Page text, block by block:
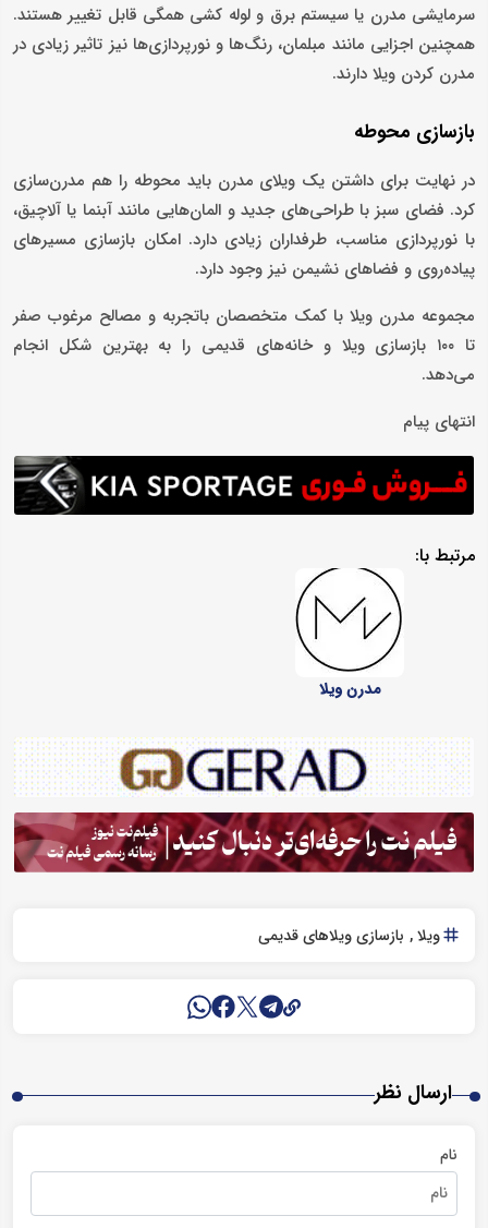
سرمایشی مدرن یا سیستم برق و لوله کشی همگی قابل تغییر هستند.
همچنین اجزایی مانند مبلمان، رنگ‌ها و نورپردازی‌ها نیز تاثیر زیادی در
مدرن کردن ویلا دارند.
بازسازی محوطه
در نهایت برای داشتن یک ویلای مدرن باید محوطه را هم مدرن‌سازی
کرد. فضای سبز با طراحی‌های جدید و المان‌هایی مانند آبنما یا آلاچیق،
با نورپردازی مناسب، طرفداران زیادی دارد. امکان بازسازی مسیرهای
پیاده‌روی و فضاهای نشیمن نیز وجود دارد.
مجموعه مدرن ویلا با کمک متخصصان باتجربه و مصالح مرغوب صفر
تا ۱۰۰ بازسازی ویلا و خانه‌های قدیمی را به بهترین شکل انجام
می‌دهد.
انتهای پیام
مرتبط با:
مدرن ویلا
ویلا بازسازی ویلاهای قدیمی
ارسال نظر
نام